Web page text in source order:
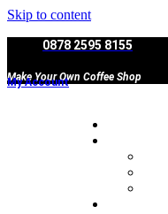
Skip to content
0878 2595 8155
Make Your Own Coffee Shop
My Account